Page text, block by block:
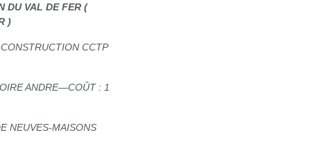
DU VAL DE FER (
)
CCTP
ANDRE—COÛT : 1
NEUVES-MAISONS